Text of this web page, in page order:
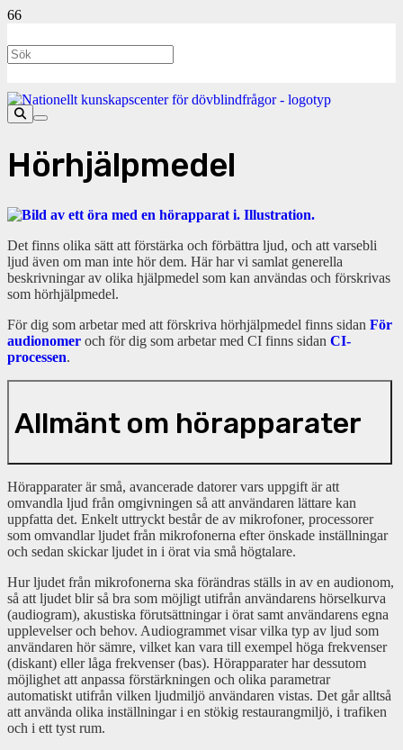
Hörhjälpmedel
Det finns olika sätt att förstärka och förbättra ljud, och att varsebli
ljud även om man inte hör dem. Här har vi samlat generella
beskrivningar av olika hjälpmedel som kan användas och förskrivas
som hörhjälpmedel.
För dig som arbetar med att förskriva hörhjälpmedel finns sidan För
audionomer och för dig som arbetar med CI finns sidan CI-
processen.
Allmänt om hörapparater
Hörapparater är små, avancerade datorer vars uppgift är att
omvandla ljud från omgivningen så att användaren lättare kan
uppfatta det. Enkelt uttryckt består de av mikrofoner, processorer
som omvandlar ljudet från mikrofonerna efter önskade inställningar
och sedan skickar ljudet in i örat via små högtalare.
Hur ljudet från mikrofonerna ska förändras ställs in av en audionom,
så att ljudet blir så bra som möjligt utifrån användarens hörselkurva
(audiogram), akustiska förutsättningar i örat samt användarens egna
upplevelser och behov. Audiogrammet visar vilka typ av ljud som
användaren hör sämre, vilket kan vara till exempel höga frekvenser
(diskant) eller låga frekvenser (bas). Hörapparater har dessutom
möjlighet att anpassa förstärkningen och olika parametrar
automatiskt utifrån vilken ljudmiljö användaren vistas. Det går alltså
att använda olika inställningar i en stökig restaurangmiljö, i trafiken
och i ett tyst rum.